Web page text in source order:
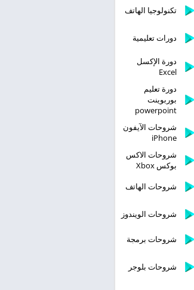
تكنولوجيا الهاتف
دورات تعليمية
دورة الإكسل
Excel
دورة تعليم
بوربوينت
powerpoint
شروحات الآيفون
iPhone
شروحات الاكس
بوكس Xbox
شروحات الهاتف
شروحات الويندوز
شروحات برمجة
شروحات بلوجر